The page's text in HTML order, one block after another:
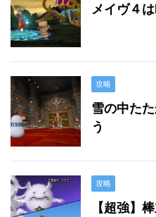
メイヴ４
攻略
雪の中た
う
攻略
【超強】